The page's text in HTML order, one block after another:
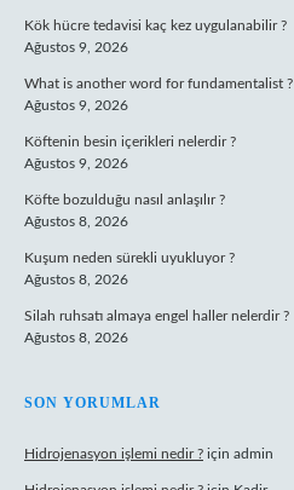
Kök hücre tedavisi kaç kez uygulanabilir ?
Ağustos 9, 2026
What is another word for fundamentalist ?
Ağustos 9, 2026
Köftenin besin içerikleri nelerdir ?
Ağustos 9, 2026
Köfte bozulduğu nasıl anlaşılır ?
Ağustos 8, 2026
Kuşum neden sürekli uyukluyor ?
Ağustos 8, 2026
Silah ruhsatı almaya engel haller nelerdir ?
Ağustos 8, 2026
SON YORUMLAR
Hidrojenasyon işlemi nedir ? için admin